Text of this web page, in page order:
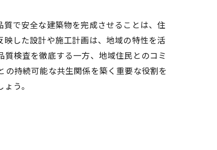
で安全な建築物を完成させることは、住
した設計や施工計画は、地域の特性を活
検査を徹底する一方、地域住民とのコミ
持続可能な共生関係を築く重要な役割を
う。